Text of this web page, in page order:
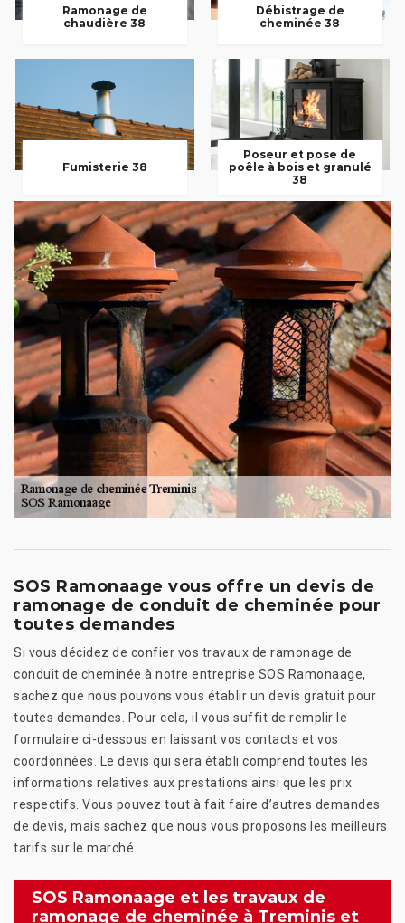
Ramonage de
chaudière 38
Débistrage de
cheminée 38
Fumisterie 38
Poseur et pose de
poêle à bois et granulé
38
SOS Ramonaage vous offre un devis de
ramonage de conduit de cheminée pour
toutes demandes
Si vous décidez de confier vos travaux de ramonage de
conduit de cheminée à notre entreprise SOS Ramonaage,
sachez que nous pouvons vous établir un devis gratuit pour
toutes demandes. Pour cela, il vous suffit de remplir le
formulaire ci-dessous en laissant vos contacts et vos
coordonnées. Le devis qui sera établi comprend toutes les
informations relatives aux prestations ainsi que les prix
respectifs. Vous pouvez tout à fait faire d’autres demandes
de devis, mais sachez que nous vous proposons les meilleurs
tarifs sur le marché.
SOS Ramonaage et les travaux de
ramonage de cheminée à Treminis et